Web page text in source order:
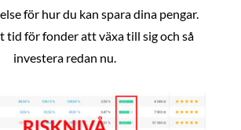
för hur du kan spara dina pengar.
tid för fonder att växa till sig och så
investera redan nu.